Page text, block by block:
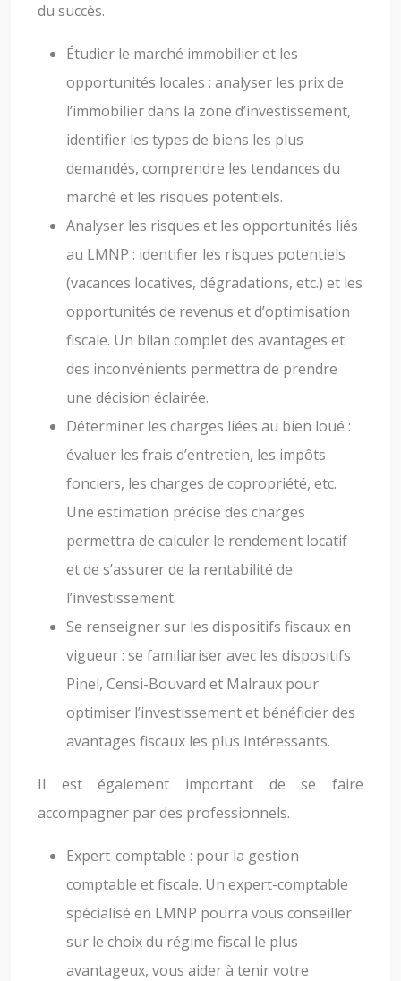
du succès.
Étudier le marché immobilier et les
opportunités locales : analyser les prix de
l’immobilier dans la zone d’investissement,
identifier les types de biens les plus
demandés, comprendre les tendances du
marché et les risques potentiels.
Analyser les risques et les opportunités liés
au LMNP : identifier les risques potentiels
(vacances locatives, dégradations, etc.) et les
opportunités de revenus et d’optimisation
fiscale. Un bilan complet des avantages et
des inconvénients permettra de prendre
une décision éclairée.
Déterminer les charges liées au bien loué :
évaluer les frais d’entretien, les impôts
fonciers, les charges de copropriété, etc.
Une estimation précise des charges
permettra de calculer le rendement locatif
et de s’assurer de la rentabilité de
l’investissement.
Se renseigner sur les dispositifs fiscaux en
vigueur : se familiariser avec les dispositifs
Pinel, Censi-Bouvard et Malraux pour
optimiser l’investissement et bénéficier des
avantages fiscaux les plus intéressants.
Il est également important de se faire
accompagner par des professionnels.
Expert-comptable : pour la gestion
comptable et fiscale. Un expert-comptable
spécialisé en LMNP pourra vous conseiller
sur le choix du régime fiscal le plus
avantageux, vous aider à tenir votre